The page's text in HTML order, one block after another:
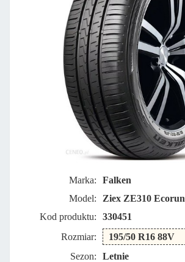
Marka:
Falken
Model:
Ziex ZE310 Ecorun
Kod produktu:
330451
Rozmiar:
Sezon:
Letnie